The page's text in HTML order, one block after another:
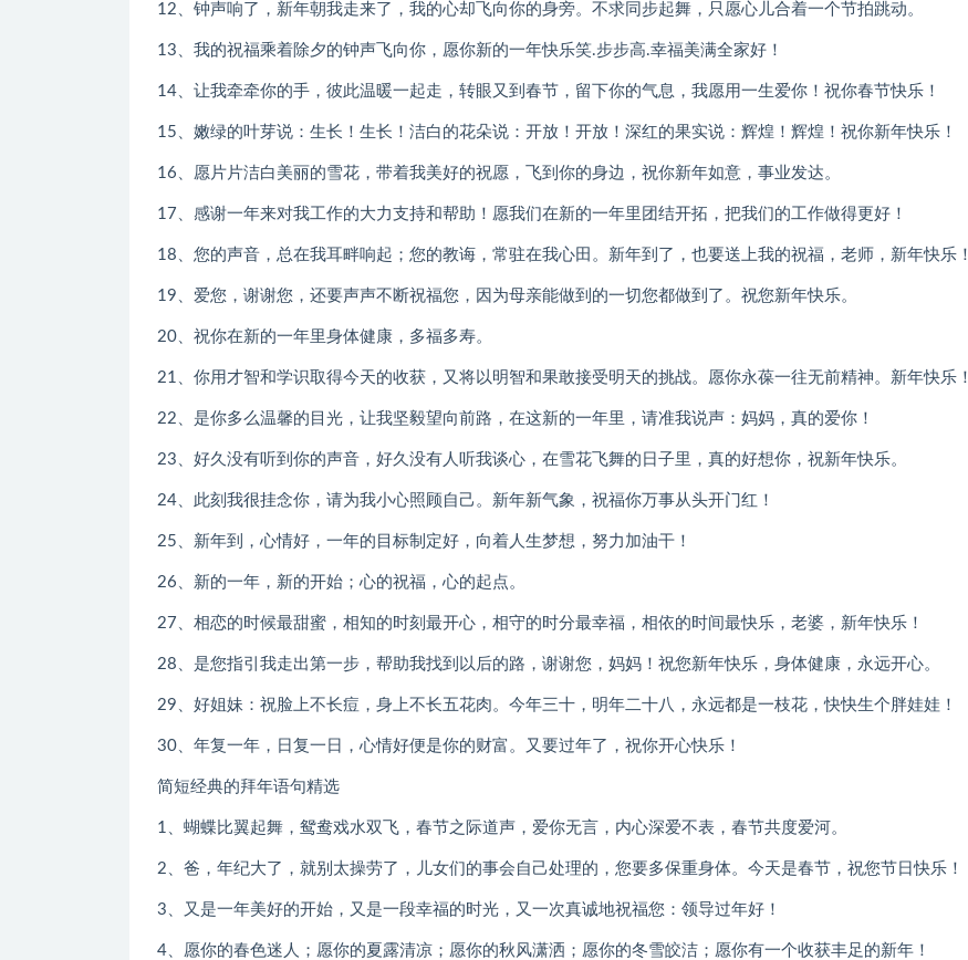
12、钟声响了，新年朝我走来了，我的心却飞向你的身旁。不求同步起舞，只愿心儿合着一个节拍跳动。
13、我的祝福乘着除夕的钟声飞向你，愿你新的一年快乐笑.步步高.幸福美满全家好！
14、让我牵牵你的手，彼此温暖一起走，转眼又到春节，留下你的气息，我愿用一生爱你！祝你春节快乐！
15、嫩绿的叶芽说：生长！生长！洁白的花朵说：开放！开放！深红的果实说：辉煌！辉煌！祝你新年快乐！
16、愿片片洁白美丽的雪花，带着我美好的祝愿，飞到你的身边，祝你新年如意，事业发达。
17、感谢一年来对我工作的大力支持和帮助！愿我们在新的一年里团结开拓，把我们的工作做得更好！
18、您的声音，总在我耳畔响起；您的教诲，常驻在我心田。新年到了，也要送上我的祝福，老师，新年快乐！
19、爱您，谢谢您，还要声声不断祝福您，因为母亲能做到的一切您都做到了。祝您新年快乐。
20、祝你在新的一年里身体健康，多福多寿。
21、你用才智和学识取得今天的收获，又将以明智和果敢接受明天的挑战。愿你永葆一往无前精神。新年快乐！
22、是你多么温馨的目光，让我坚毅望向前路，在这新的一年里，请准我说声：妈妈，真的爱你！
23、好久没有听到你的声音，好久没有人听我谈心，在雪花飞舞的日子里，真的好想你，祝新年快乐。
24、此刻我很挂念你，请为我小心照顾自己。新年新气象，祝福你万事从头开门红！
25、新年到，心情好，一年的目标制定好，向着人生梦想，努力加油干！
26、新的一年，新的开始；心的祝福，心的起点。
27、相恋的时候最甜蜜，相知的时刻最开心，相守的时分最幸福，相依的时间最快乐，老婆，新年快乐！
28、是您指引我走出第一步，帮助我找到以后的路，谢谢您，妈妈！祝您新年快乐，身体健康，永远开心。
29、好姐妹：祝脸上不长痘，身上不长五花肉。今年三十，明年二十八，永远都是一枝花，快快生个胖娃娃！
30、年复一年，日复一日，心情好便是你的财富。又要过年了，祝你开心快乐！
简短经典的拜年语句精选
1、蝴蝶比翼起舞，鸳鸯戏水双飞，春节之际道声，爱你无言，内心深爱不表，春节共度爱河。
2、爸，年纪大了，就别太操劳了，儿女们的事会自己处理的，您要多保重身体。今天是春节，祝您节日快乐！
3、又是一年美好的开始，又是一段幸福的时光，又一次真诚地祝福您：领导过年好！
4、愿你的春色迷人；愿你的夏露清凉；愿你的秋风潇洒；愿你的冬雪皎洁；愿你有一个收获丰足的新年！